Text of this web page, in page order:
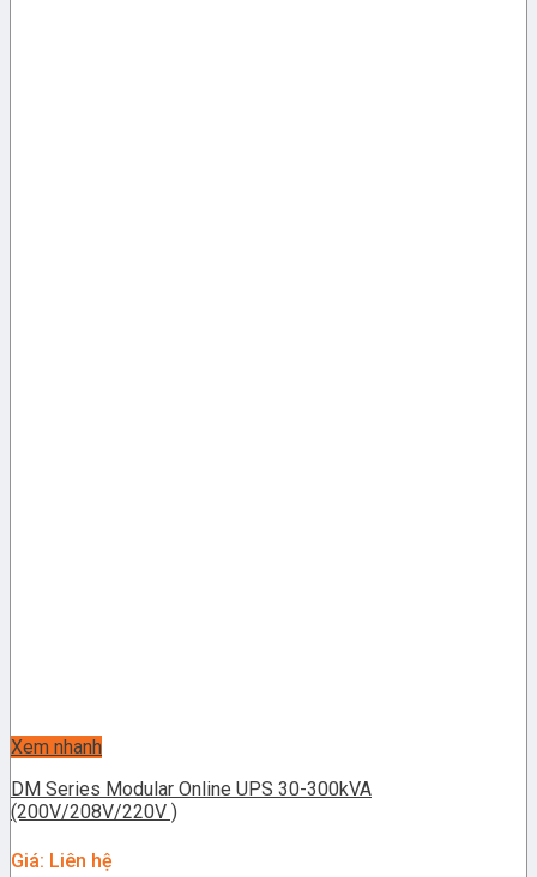
Xem nhanh
DM Series Modular Online UPS 30-300kVA
(200V/208V/220V )
Giá: Liên hệ